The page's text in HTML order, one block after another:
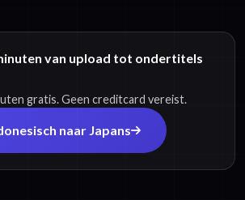
van upload tot ondertitels
gratis. Geen creditcard vereist.
naar Japans